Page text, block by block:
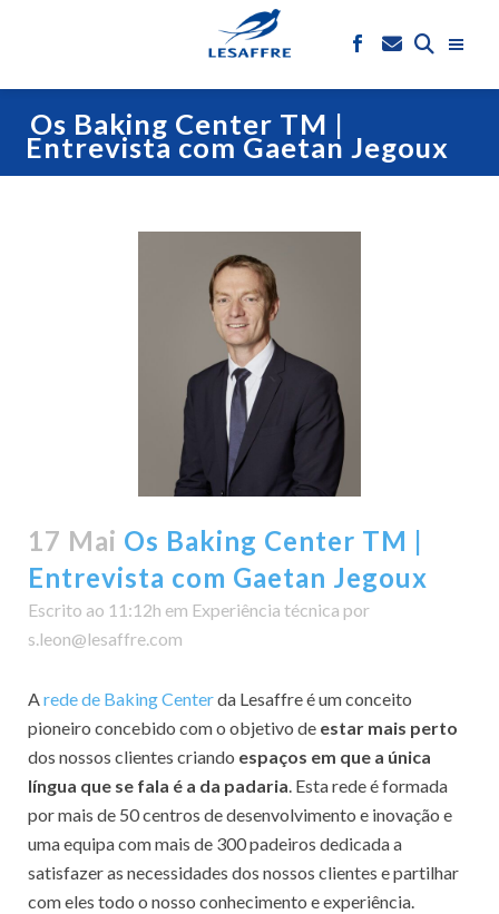
Os Baking Center TM |
Entrevista com Gaetan Jegoux
17 Mai Os Baking Center TM |
Entrevista com Gaetan Jegoux
Escrito ao 11:12h em Experiência técnica por
s.leon@lesaffre.com
Arede de Baking Centerda Lesaffre é um conceito
pioneiro concebido com o objetivo de estar mais perto
dos nossos clientes criando espaços em que a única
língua que se fala é a da padaria. Esta rede é formada
por mais de 50 centros de desenvolvimento e inovação e
uma equipa com mais de 300 padeiros dedicada a
satisfazer as necessidades dos nossos clientes e partilhar
com eles todo o nosso conhecimento e experiência.